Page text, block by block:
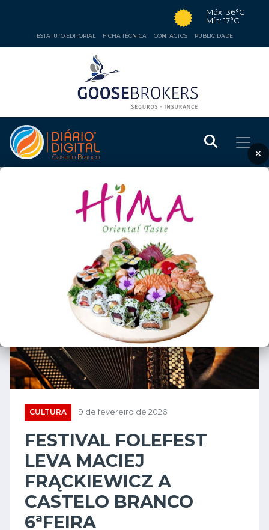
Máx: 36°C
Mín: 17°C
ESTATUTO EDITORIAL FICHA TÉCNICA CONTACTOS PUBLICIDADE
×
CULTURA 9 de fevereiro de 2026
FESTIVAL FOLEFEST
LEVA MACIEJ
FRĄCKIEWICZ A
CASTELO BRANCO
6ªFEIRA